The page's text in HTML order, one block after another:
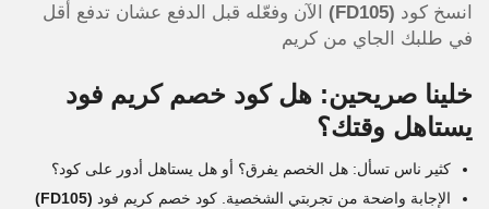
انسخ كود (FD105)
الآن وفعّله قبل الدفع عشان تدفع أقل
في طلبك الجاي من كريم
خلينا صريحين: هل كود خصم كريم فود
يستاهل وقتك؟
كثير ناس تسأل: هل الخصم يفرق؟ أو هل يستاهل أدور على كود؟
الإجابة واضحة من تجربتي الشخصية. كود خصم كريم فود (FD105)